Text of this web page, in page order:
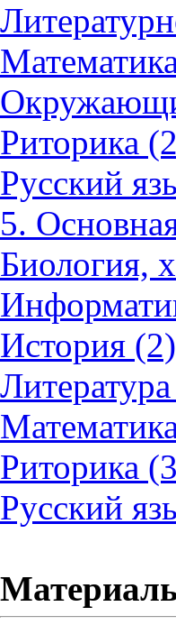
Риторика
Русский
5.
Биология,
История (2)
Риторика
Русский